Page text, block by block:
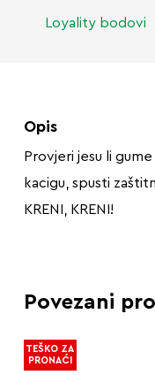
Loyality bodovi
Opis
Provjeri jesu li
kacigu, spusti
KRENI, KRENI!
Povezani
TEŠKO ZA
PRONAĆI